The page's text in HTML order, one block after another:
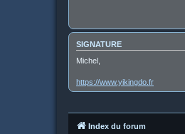
SIGNATURE
Michel,
https://www.yikingdo.fr
Index du forum